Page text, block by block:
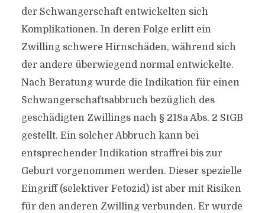
der Schwangerschaft entwickelten sich
Komplikationen. In deren Folge erlitt ein
Zwilling schwere Hirnschäden, während sich
der andere überwiegend normal entwickelte.
Nach Beratung wurde die Indikation für einen
Schwangerschaftsabbruch bezüglich des
geschädigten Zwillings nach § 218a Abs. 2 StGB
gestellt. Ein solcher Abbruch kann bei
entsprechender Indikation straffrei bis zur
Geburt vorgenommen werden. Dieser spezielle
Eingriff (selektiver Fetozid) ist aber mit Risiken
für den anderen Zwilling verbunden. Er wurde